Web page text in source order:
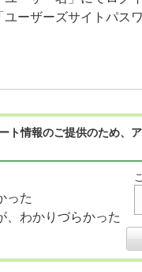
ーザーズサイトパス
ート情報のご提供のため
った
、わかりづらかった